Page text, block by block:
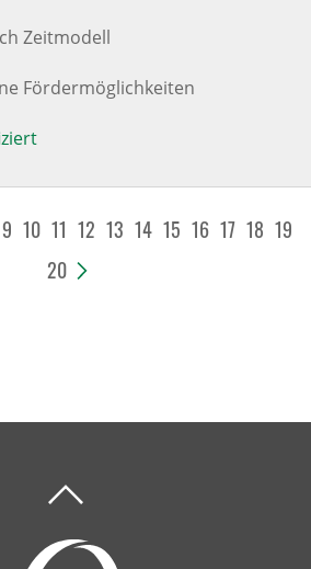
Zeitmodell
Fördermöglichkeiten
9 10 11 12 13 14 15 16 17 18 19
20 >